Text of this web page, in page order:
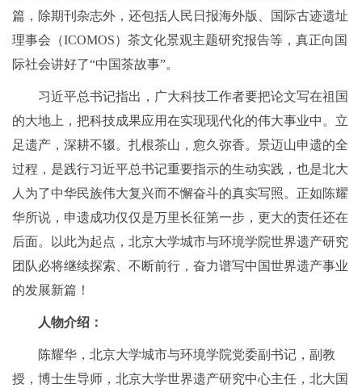
篇，除期刊杂志外，还包括人民日报海外版、国际古迹遗址
理事会（ICOMOS）茶文化景观主题研究报告等，真正向国
际社会讲好了“中国茶故事”。
习近平总书记指出，广大科技工作者要把论文写在祖国
的大地上，把科技成果应用在实现现代化的伟大事业中。立
足遗产，深耕不辍。扎根茶山，愈久弥香。景迈山申遗的全
过程，是践行习近平总书记重要指示的生动实践，也是北大
人为了中华民族伟大复兴而不懈奋斗的真实写照。正如陈耀
华所说，申遗成功仅仅是万里长征第一步，更大的责任还在
后面。以此为起点，北京大学城市与环境学院世界遗产研究
团队必将继续探索、不断前行，奋力谱写中国世界遗产事业
的发展新篇！
人物介绍：
陈耀华，北京大学城市与环境学院党委副书记，副教
授，博士生导师，北京大学世界遗产研究中心主任，北大国